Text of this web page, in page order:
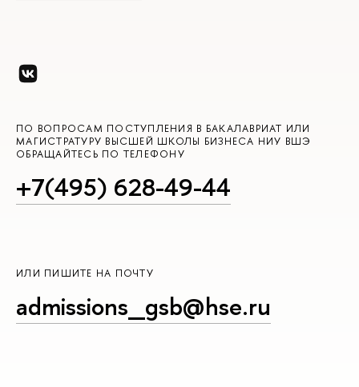
ПО ВОПРОСАМ ПОСТУПЛЕНИЯ В БАКАЛАВРИАТ ИЛИ
МАГИСТРАТУРУ ВЫСШЕЙ ШКОЛЫ БИЗНЕСА НИУ ВШЭ
ОБРАЩАЙТЕСЬ ПО ТЕЛЕФОНУ
+7(495) 628-49-44
ИЛИ ПИШИТЕ НА ПОЧТУ
admissions_gsb@hse.ru